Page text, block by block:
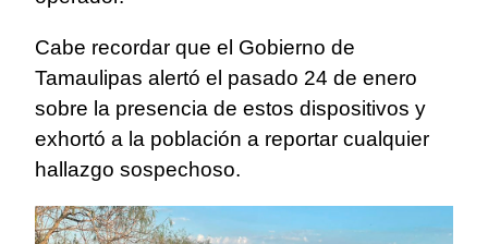
Cabe recordar que el Gobierno de
Tamaulipas alertó el pasado 24 de enero
sobre la presencia de estos dispositivos y
exhortó a la población a reportar cualquier
hallazgo sospechoso.